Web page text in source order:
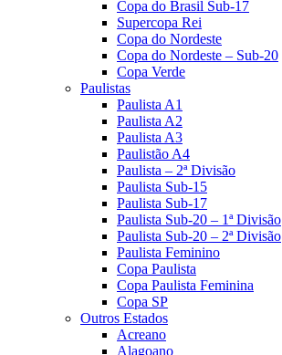
Copa do Brasil Sub-17
Supercopa Rei
Copa do Nordeste
Copa do Nordeste – Sub-20
Copa Verde
Paulistas
Paulista A1
Paulista A2
Paulista A3
Paulistão A4
Paulista – 2ª Divisão
Paulista Sub-15
Paulista Sub-17
Paulista Sub-20 – 1ª Divisão
Paulista Sub-20 – 2ª Divisão
Paulista Feminino
Copa Paulista
Copa Paulista Feminina
Copa SP
Outros Estados
Acreano
Alagoano